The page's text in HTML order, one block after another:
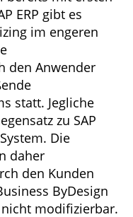
ERP gibt es
im engeren
den Anwender
statt. Jegliche
zu SAP
Die
daher
den Kunden
ByDesign
nicht modifizierbar.